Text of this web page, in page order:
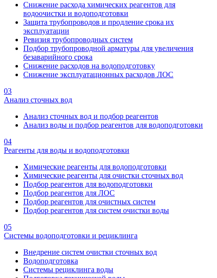
Снижение расхода химических реагентов для
водоочистки и водоподготовки
Защита трубопроводов и продление срока их
эксплуатации
Ревизия трубопроводных систем
Подбор трубопроводной арматуры для увеличения
безаварийного срока
Снижение расходов на водоподготовку
Снижение эксплуатационных расходов ЛОС
03
Анализ сточных вод
Анализ сточных вод и подбор реагентов
Анализ воды и подбор реагентов для водоподготовки
04
Реагенты для воды и водоподготовки
Химические реагенты для водоподготовки
Химические реагенты для очистки сточных вод
Подбор реагентов для водоподготовки
Подбор реагентов для ЛОС
Подбор реагентов для очистных систем
Подбор реагентов для систем очистки воды
05
Системы водоподготовки и рециклинга
Внедрение систем очистки сточных вод
Водоподготовка
Системы рециклинга воды